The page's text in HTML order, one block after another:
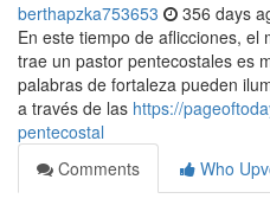
berthapzka753653 356 days
En este tiempo de aflicciones,
trae un pastor pentecostales es
palabras de fortaleza pueden
a través de las https://
pentecostal
Comments
Who